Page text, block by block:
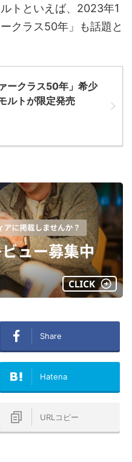
トといえば、2023年1
クラス50年」も話題と
ークラス50年」希少
ルトが限定発売
Share
Hatena
URLコピー